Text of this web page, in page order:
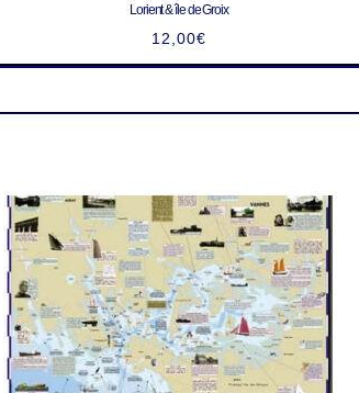
Lorient & île de Groix
12,00€